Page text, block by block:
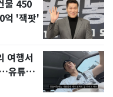
물 450
억 '잭팟'
여행서
유튜브